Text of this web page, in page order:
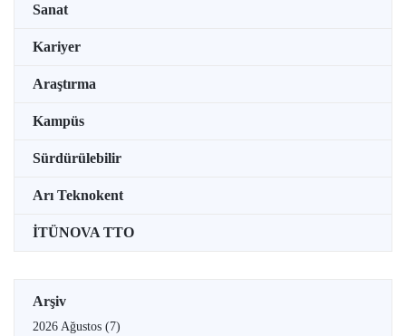
Sanat
Kariyer
Araştırma
Kampüs
Sürdürülebilir
Arı Teknokent
İTÜNOVA TTO
Arşiv
2026 Ağustos (7)